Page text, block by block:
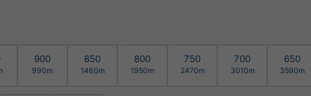
900
990m
850
1460m
800
1950m
750
2470m
700
3010m
650
3590m